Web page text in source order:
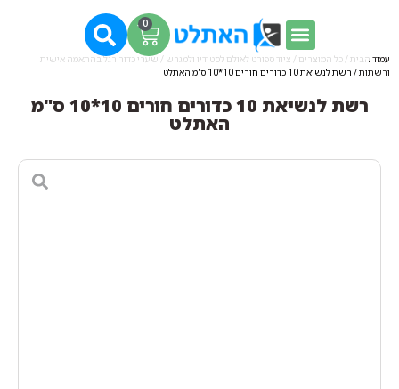
0
עמוד הבית / כל המוצרים / ציוד ספורט לאולם לסטודיו ולמגרש / שערי כדור רגל בהתאמה אישית
ורשתות/ רשת לנשיאת 10 כדורים חורים 10*10 ס"מ האתלט
רשת לנשיאת 10 כדורים חורים 10*10 ס"מ
האתלט